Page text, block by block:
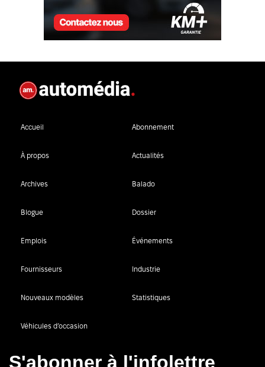
Accueil Abonnement
À propos Actualités
Archives Balado
Blogue Dossier
Emplois Événements
Fournisseurs Industrie
Nouveaux modèles Statistiques
Véhicules d’occasion
S'abonner à l'infolettre